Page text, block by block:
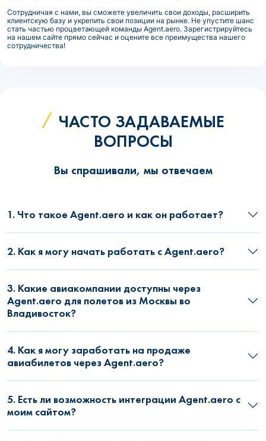
Сотрудничая с нами, вы сможете увеличить свои доходы, расширить
клиентскую базу и укрепить свои позиции на рынке. Не упустите шанс
стать частью процветающей команды Agent.aero. Зарегистрируйтесь
на нашем сайте прямо сейчас и оцените все преимущества нашего
сотрудничества!
ЧАСТО ЗАДАВАЕМЫЕ
ВОПРОСЫ
Вы спрашивали, мы отвечаем
1. Что такое Agent.aero и как он работает?
2. Как я могу начать работать с Agent.aero?
3. Какие авиакомпании доступны через
Agent.aero для полетов из Москвы во
Владивосток?
4. Как я могу заработать на продаже
авиабилетов через Agent.aero?
5. Есть ли возможность интеграции Agent.aero с
моим сайтом?